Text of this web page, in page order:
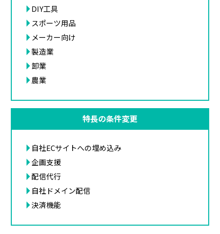
DIY工具
スポーツ用品
メーカー向け
製造業
卸業
農業
特長の条件変更
自社ECサイトへの埋め込み
企画支援
配信代行
自社ドメイン配信
決済機能